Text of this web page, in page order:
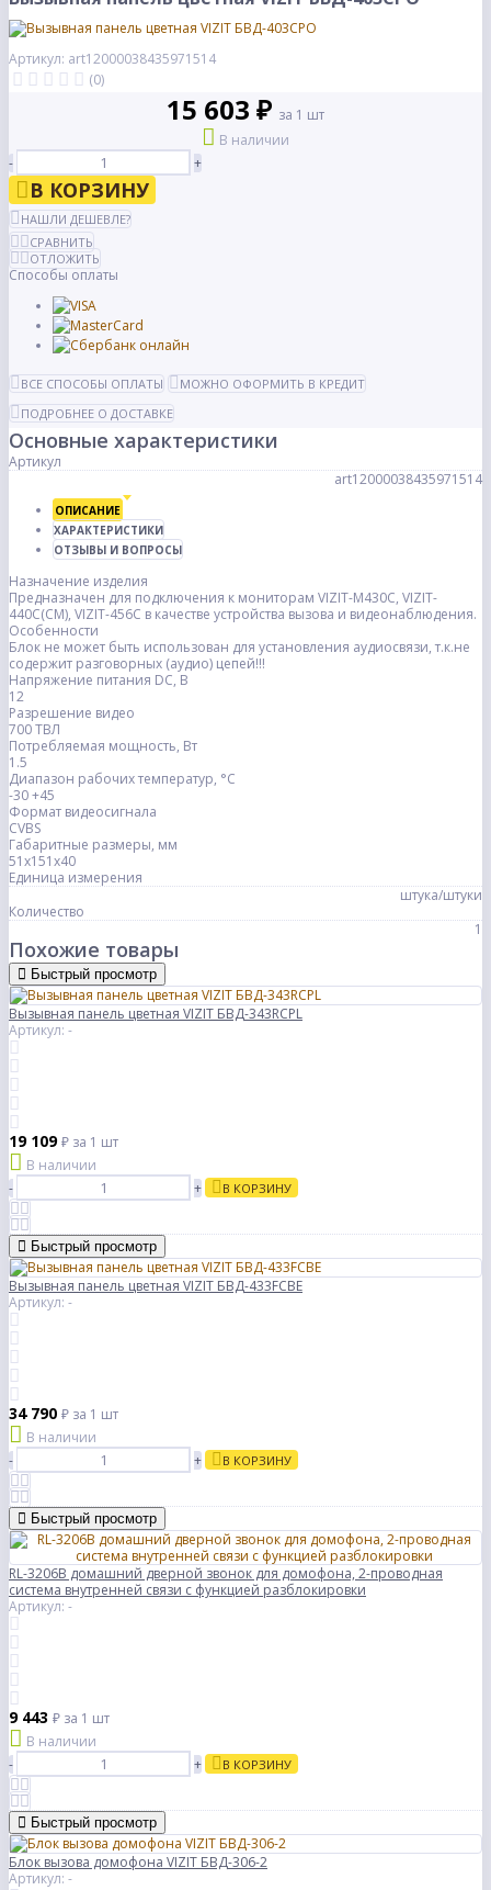
Артикул: art12000038435971514
(0)
15 603 ₽ за 1 шт
В наличии
-
+
В КОРЗИНУ
НАШЛИ ДЕШЕВЛЕ?
СРАВНИТЬ
ОТЛОЖИТЬ
Способы оплаты
ВСЕ СПОСОБЫ ОПЛАТЫ
МОЖНО ОФОРМИТЬ В КРЕДИТ
ПОДРОБНЕЕ О ДОСТАВКЕ
Основные характеристики
Артикул
art12000038435971514
ОПИСАНИЕ
ХАРАКТЕРИСТИКИ
ОТЗЫВЫ И ВОПРОСЫ
Назначение изделия
Предназначен для подключения к мониторам VIZIT-M430C, VIZIT-
440C(CM), VIZIT-456C в качестве устройства вызова и видеонаблюдения.
Особенности
Блок не может быть использован для установления аудиосвязи, т.к.не
содержит разговорных (аудио) цепей!!!
Напряжение питания DC, В
12
Разрешение видео
700 ТВЛ
Потребляемая мощность, Вт
1.5
Диапазон рабочих температур, °С
-30 +45
Формат видеосигнала
CVBS
Габаритные размеры, мм
51х151х40
Единица измерения
штука/штуки
Количество
1
Похожие товары
Быстрый просмотр
Вызывная панель цветная VIZIT БВД-343RCPL
Артикул: -
19 109₽ за 1 шт
В наличии
-
+ В КОРЗИНУ
Быстрый просмотр
Вызывная панель цветная VIZIT БВД-433FCBE
Артикул: -
34 790 ₽ за 1 шт
В наличии
-
+ В КОРЗИНУ
Быстрый просмотр
RL-3206B домашний дверной звонок для домофона, 2-проводная
система внутренней связи с функцией разблокировки
Артикул: -
9 443 ₽ за 1 шт
В наличии
-
+ В КОРЗИНУ
Быстрый просмотр
Блок вызова домофона VIZIT БВД-306-2
Артикул: -